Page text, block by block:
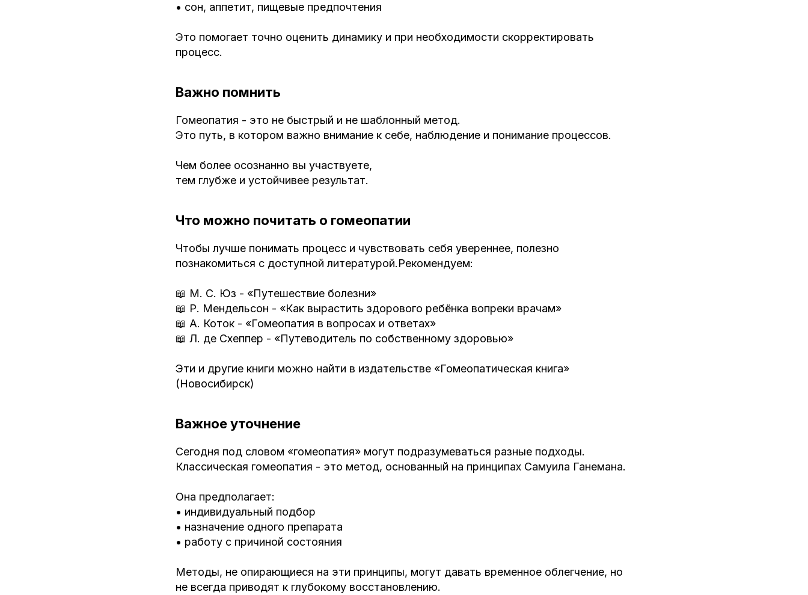
• сон, аппетит, пищевые предпочтения
Это помогает точно оценить динамику и при необходимости скорректировать
процесс.
Важно помнить
Гомеопатия - это не быстрый и не шаблонный метод.
Это путь, в котором важно внимание к себе, наблюдение и понимание процессов.
Чем более осознанно вы участвуете,
тем глубже и устойчивее результат.
Что можно почитать о гомеопатии
Чтобы лучше понимать процесс и чувствовать себя увереннее, полезно
познакомиться с доступной литературой.Рекомендуем:
📖 М. С. Юз - «Путешествие болезни»
📖 Р. Мендельсон - «Как вырастить здорового ребёнка вопреки врачам»
📖 А. Коток - «Гомеопатия в вопросах и ответах»
📖 Л. де Схеппер - «Путеводитель по собственному здоровью»
Эти и другие книги можно найти в издательстве «Гомеопатическая книга»
(Новосибирск)
Важное уточнение
Сегодня под словом «гомеопатия» могут подразумеваться разные подходы.
Классическая гомеопатия - это метод, основанный на принципах Самуила Ганемана.
Она предполагает:
• индивидуальный подбор
• назначение одного препарата
• работу с причиной состояния
Методы, не опирающиеся на эти принципы, могут давать временное облегчение, но
не всегда приводят к глубокому восстановлению.